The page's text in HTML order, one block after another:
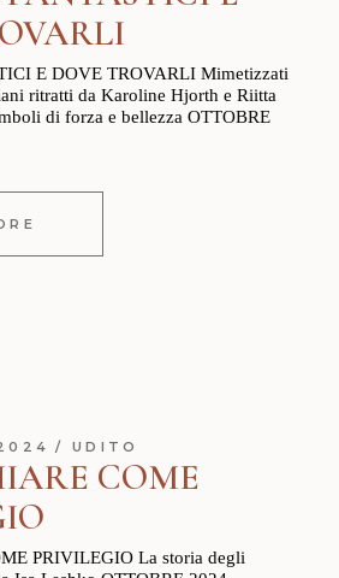
E DOVE TROVARLI Mimetizzati
ritratti da Karoline Hjorth e Riitta
di forza e bellezza OTTOBRE
UDITO
COME
PRIVILEGIO La storia degli